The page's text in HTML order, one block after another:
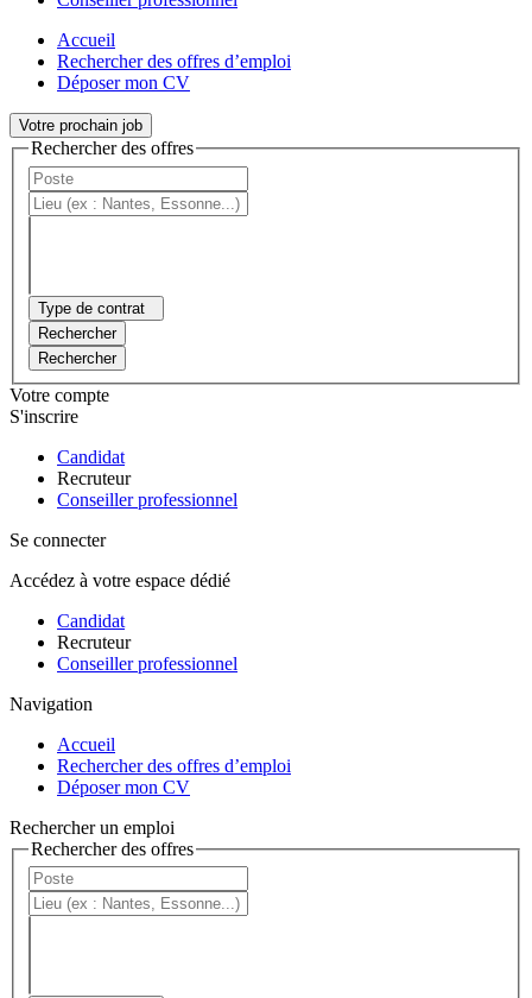
Accueil
Rechercher des offres d’emploi
Déposer mon CV
Votre prochain job
Rechercher des offres
Type de contrat
Rechercher
Rechercher
Votre compte
S'inscrire
Candidat
Recruteur
Conseiller professionnel
Se connecter
Accédez à votre espace dédié
Candidat
Recruteur
Conseiller professionnel
Navigation
Accueil
Rechercher des offres d’emploi
Déposer mon CV
Rechercher un emploi
Rechercher des offres